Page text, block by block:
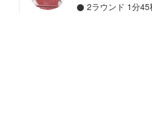
2ラウンド 1分45